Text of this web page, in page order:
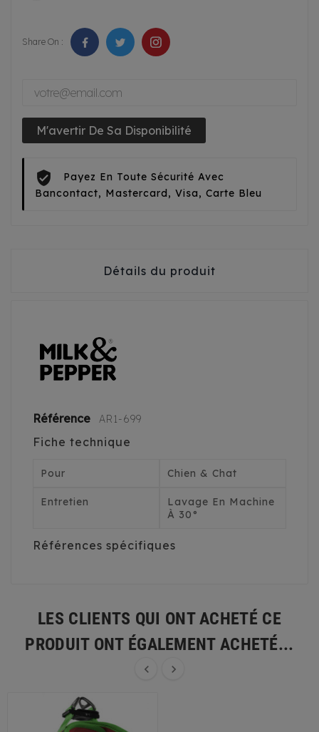
Share On :
M'avertir De Sa Disponibilité
Payez En Toute Sécurité Avec
Bancontact, Mastercard, Visa, Carte Bleu
Détails du produit
Référence AR1-699
Fiche technique
Pour Chien & Chat
Entretien
Lavage En Machine
À 30°
Références spécifiques
LES CLIENTS QUI ONT ACHETÉ CE
PRODUIT ONT ÉGALEMENT ACHETÉ...
 